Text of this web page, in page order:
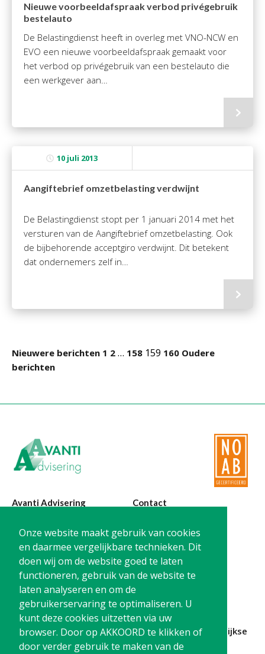
Onze website maakt gebruik van cookies
en daarmee vergelijkbare technieken. Dit
doen wij om de website goed te laten
functioneren, gebruik van de website te
laten analyseren en om de
gebruikerservaring te optimaliseren. U
kunt deze cookies uitzetten via uw
browser. Door op AKKOORD te klikken of
door verder gebruik te maken van de
Nieuwe voorbeeldafspraak verbod privégebruik
bestelauto
De Belastingdienst heeft in overleg met VNO-NCW en
EVO een nieuwe voorbeeldafspraak gemaakt voor
het verbod op privégebruik van een bestelauto die
een werkgever aan…
10 juli 2013
Aangiftebrief omzetbelasting verdwijnt
De Belastingdienst stopt per 1 januari 2014 met het
versturen van de Aangiftebrief omzetbelasting. Ook
de bijbehorende acceptgiro verdwijnt. Dit betekent
dat ondernemers zelf in…
Nieuwere berichten 1 2 … 158 159 160 Oudere
berichten
Avanti Advisering
Poelstraat 4
1441 RR Purmerend
Contact
T: 0299-420870
@:
info@avanti-
advisering.nl
BTW: NL861212733B01
Blijf op de hoogte en schrijf je in voor onze maandelijkse
nieuwsbrief